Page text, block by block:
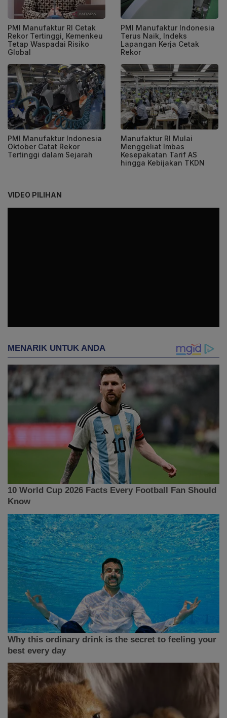
PMI Manufaktur RI Cetak
Rekor Tertinggi, Kemenkeu
Tetap Waspadai Risiko
Global
PMI Manufaktur Indonesia
Terus Naik, Indeks
Lapangan Kerja Cetak
Rekor
PMI Manufaktur Indonesia
Oktober Catat Rekor
Tertinggi dalam Sejarah
Manufaktur RI Mulai
Menggeliat Imbas
Kesepakatan Tarif AS
hingga Kebijakan TKDN
VIDEO PILIHAN